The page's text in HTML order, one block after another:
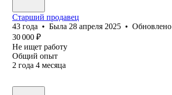
Старший продавец
43 года • Была 28 апреля 2025 • Обновлено
30 000 ₽
Не ищет работу
Общий опыт
2 года 4 месяца